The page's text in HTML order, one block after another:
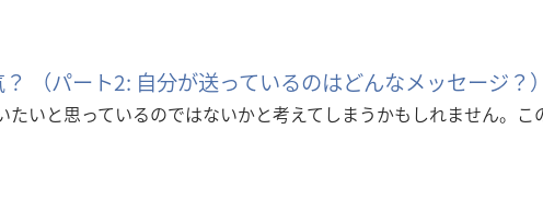
（パート2: 自分が送っているのはどんなメッセージ？）
いと思っているのではないかと考えてしまうかもしれません。こ